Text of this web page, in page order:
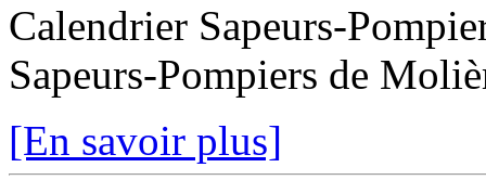
Calendrier Sapeurs-
Sapeurs-Pompiers de
[En savoir plus]